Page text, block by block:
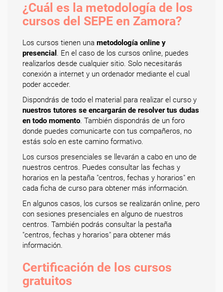
¿Cuál es la metodología de los
cursos del SEPE en Zamora?
Los cursos tienen una metodología online y
presencial . En el caso de los cursos online, puedes
realizarlos desde cualquier sitio. Solo necesitarás
conexión a internet y un ordenador mediante el cual
poder acceder.
Dispondrás de todo el material para realizar el curso y
nuestros tutores se encargarán de resolver tus dudas
en todo momento. También dispondrás de un foro
donde puedes comunicarte con tus compañeros, no
estás solo en este camino formativo.
Los cursos presenciales se llevarán a cabo en uno de
nuestros centros. Puedes consultar las fechas y
horarios en la pestaña "centros, fechas y horarios" en
cada ficha de curso para obtener más información.
En algunos casos, los cursos se realizarán online, pero
con sesiones presenciales en alguno de nuestros
centros. También podrás consultar la pestaña
"centros, fechas y horarios" para obtener más
información.
Certificación de los cursos
gratuitos